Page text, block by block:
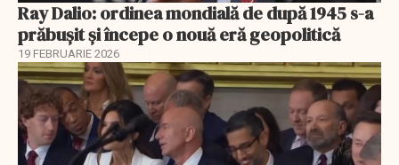
Ray Dalio: ordinea mondială de după 1945 s-a
prăbușit și începe o nouă eră geopolitică
19 FEBRUARIE 2026